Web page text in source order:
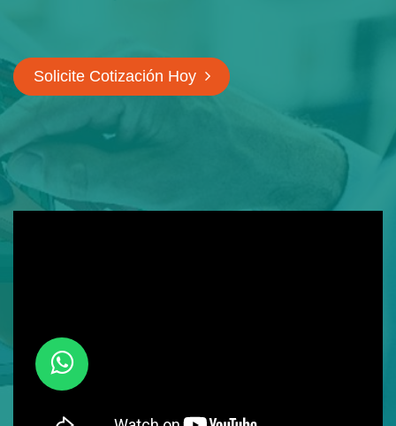
Solicite Cotización Hoy